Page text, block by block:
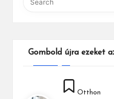
Gombold újra ezeket
Posted
in
Otthon